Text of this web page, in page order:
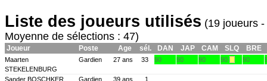
Liste des joueurs utilisés (19 joueurs
Moyenne de sélections : 47)
Joueur Poste Age sél. DAN JAP CAM SLQ BRE
Maarten
STEKELENBURG
Gardien 27 ans 33 90 90 90 90 90
Sander BOSCHKER Gardien 39 ans
1